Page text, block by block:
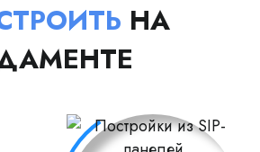
НА